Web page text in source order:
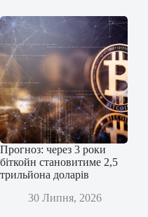
Прогноз: через 3 роки
біткойн становитиме 2,5
трильйона доларів
30 Липня, 2026